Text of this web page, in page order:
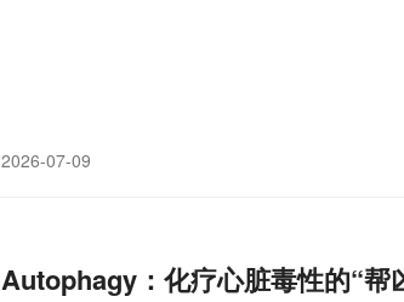
2026-07-09
Autophagy：化疗心脏毒性的“帮